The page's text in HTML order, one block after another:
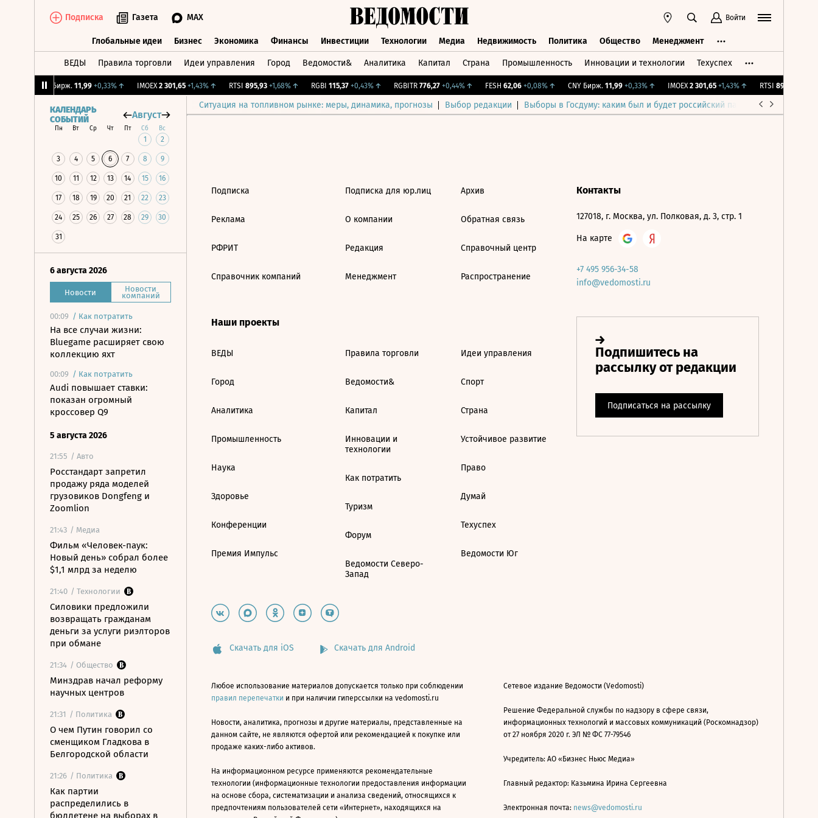
Подписка Газета MAX Войти
Глобальные идеи Бизнес Экономика Финансы Инвестиции Технологии Медиа Недвижимость Политика Общество Менеджмент
ВЕДЫ Правила торговли Идеи управления Город Ведомости& Аналитика Капитал Страна Промышленность Инновации и технологии Техуспех
CNY Бирж. 11,99 +0,33%↑ IMOEX 2 301,65 +1,43%↑ RTSI 895,93 +1,68%↑ RGBI 115,37 +0,43%↑ RGBITR 776,27 +0,44%↑ FESH 62,06 +0,08%↑ CNY Бирж. 11,99 +0,33%↑ IMOEX 2 301,65 +1,43%↑ RTSI 895,93
Ситуация на топливном рынке: меры, динамика, прогнозы Выбор редакции Выборы в Госдуму: каким был и будет российский парламент
КАЛЕНДАРЬ
СОБЫТИЙ
Август
Пн Вт Ср Чт Пт Сб Вс
1 2
3 4 5 6 7 8 9
10 11 12 13 14 15 16
17 18 19 20 21 22 23
24 25 26 27 28 29 30
31
6 августа 2026
Новости Новости
компаний
00:09 / Как потратить
На все случаи жизни:
Bluegame расширяет свою
коллекцию яхт
00:09 / Как потратить
Audi повышает ставки:
показан огромный
кроссовер Q9
5 августа 2026
21:55 / Авто
Росстандарт запретил
продажу ряда моделей
грузовиков Dongfeng и
Zoomlion
21:43 / Медиа
Фильм «Человек-паук:
Новый день» собрал более
$1,1 млрд за неделю
21:40 / Технологии
Силовики предложили
возвращать гражданам
деньги за услуги риэлторов
при обмане
21:34 / Общество
Минздрав начал реформу
научных центров
21:31 / Политика
О чем Путин говорил со
сменщиком Гладкова в
Белгородской области
21:26 / Политика
Как партии
распределились в
бюллетене на выборах в
Подписка
Реклама
РФРИТ
Справочник компаний
Подписка для юр.лиц
О компании
Редакция
Менеджмент
Архив
Обратная связь
Справочный центр
Распространение
Наши проекты
ВЕДЫ
Город
Аналитика
Промышленность
Наука
Здоровье
Конференции
Премия Импульс
Правила торговли
Ведомости&
Капитал
Инновации и
технологии
Как потратить
Туризм
Форум
Ведомости Северо-
Запад
Идеи управления
Спорт
Страна
Устойчивое развитие
Право
Думай
Техуспех
Ведомости Юг
Контакты
127018, г. Москва, ул. Полковая, д. 3, стр. 1
На карте
+7 495 956-34-58
info@vedomosti.ru
Скачать для iOS Скачать для Android
Любое использование материалов допускается только при соблюдении
правил перепечатки и при наличии гиперссылки на vedomosti.ru
Новости, аналитика, прогнозы и другие материалы, представленные на
данном сайте, не являются офертой или рекомендацией к покупке или
продаже каких-либо активов.
На информационном ресурсе применяются рекомендательные
технологии (информационные технологии предоставления информации
на основе сбора, систематизации и анализа сведений, относящихся к
предпочтениям пользователей сети «Интернет», находящихся на
Сетевое издание Ведомости (Vedomosti)
Решение Федеральной службы по надзору в сфере связи,
информационных технологий и массовых коммуникаций (Роскомнадзор)
от 27 ноября 2020 г. ЭЛ № ФС 77-79546
Учредитель: АО «Бизнес Ньюс Медиа»
Главный редактор: Казьмина Ирина Сергеевна
Электронная почта: news@vedomosti.ru